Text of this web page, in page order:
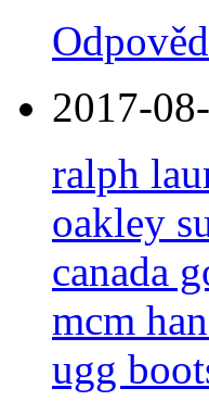
2017-
ralph
oakley
canada
mcm
ugg